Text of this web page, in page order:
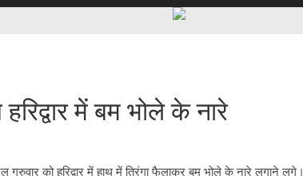
में बम भोले के नारे
को हरिद्वार में हाथ में तिरंगा फैलाकर बम भोले के नारे लगाने लगे।